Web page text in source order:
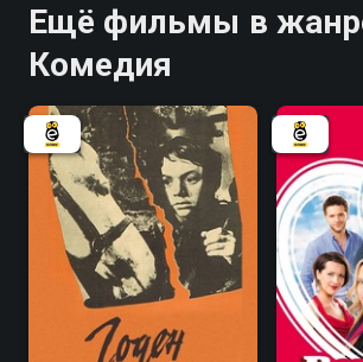
Ещё фильмы в
Комедия